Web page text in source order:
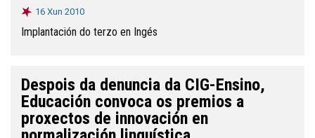
16 Xun 2010
Implantación do terzo en Ingés
Despois da denuncia da CIG-Ensino,
Educación convoca os premios a
proxectos de innovación en